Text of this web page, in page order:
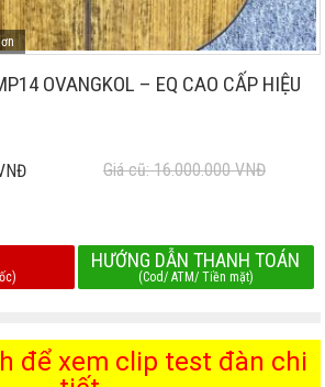
OVANGKOL – EQ CAO CẤP HIỆU
Giá cũ: 16.000.000VNĐ
HƯỚNG DẪN THANH TOÁN
(Cod/ ATM/ Tiền mặt)
để xem clip test đàn chi